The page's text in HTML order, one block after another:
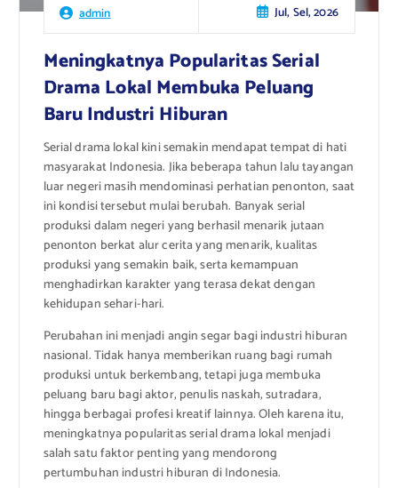
admin Jul, Sel, 2026
Meningkatnya Popularitas Serial
Drama Lokal Membuka Peluang
Baru Industri Hiburan
Serial drama lokal kini semakin mendapat tempat di hati
masyarakat Indonesia. Jika beberapa tahun lalu tayangan
luar negeri masih mendominasi perhatian penonton, saat
ini kondisi tersebut mulai berubah. Banyak serial
produksi dalam negeri yang berhasil menarik jutaan
penonton berkat alur cerita yang menarik, kualitas
produksi yang semakin baik, serta kemampuan
menghadirkan karakter yang terasa dekat dengan
kehidupan sehari-hari.
Perubahan ini menjadi angin segar bagi industri hiburan
nasional. Tidak hanya memberikan ruang bagi rumah
produksi untuk berkembang, tetapi juga membuka
peluang baru bagi aktor, penulis naskah, sutradara,
hingga berbagai profesi kreatif lainnya. Oleh karena itu,
meningkatnya popularitas serial drama lokal menjadi
salah satu faktor penting yang mendorong
pertumbuhan industri hiburan di Indonesia.